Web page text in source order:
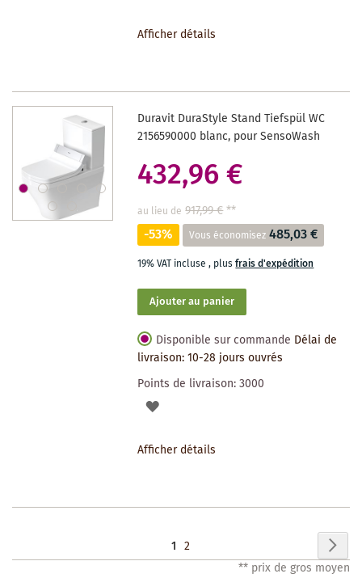
SOUHAITS
Afficher détails
Duravit DuraStyle Stand Tiefspül WC
2156590000 blanc, pour SensoWash
432,96 €
au lieu de 917,99 €**
-53% Vous économisez 485,03 €
19% VAT incluse, plusfrais d'expédition
Ajouter au panier
Disponible sur commande Délai de
livraison: 10-28 jours ouvrés
Points de livraison:3000
AJOUTER
SOUHAITS
Afficher détails
Page
Vous
1 Page
2
** prix de gros moyen